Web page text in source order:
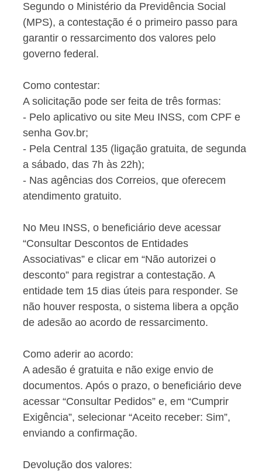
Segundo o Ministério da Previdência Social
(MPS), a contestação é o primeiro passo para
garantir o ressarcimento dos valores pelo
governo federal.
Como contestar:
A solicitação pode ser feita de três formas:
- Pelo aplicativo ou site Meu INSS, com CPF e
senha Gov.br;
- Pela Central 135 (ligação gratuita, de segunda
a sábado, das 7h às 22h);
- Nas agências dos Correios, que oferecem
atendimento gratuito.
No Meu INSS, o beneficiário deve acessar
“Consultar Descontos de Entidades
Associativas” e clicar em “Não autorizei o
desconto” para registrar a contestação. A
entidade tem 15 dias úteis para responder. Se
não houver resposta, o sistema libera a opção
de adesão ao acordo de ressarcimento.
Como aderir ao acordo:
A adesão é gratuita e não exige envio de
documentos. Após o prazo, o beneficiário deve
acessar “Consultar Pedidos” e, em “Cumprir
Exigência”, selecionar “Aceito receber: Sim”,
enviando a confirmação.
Devolução dos valores: